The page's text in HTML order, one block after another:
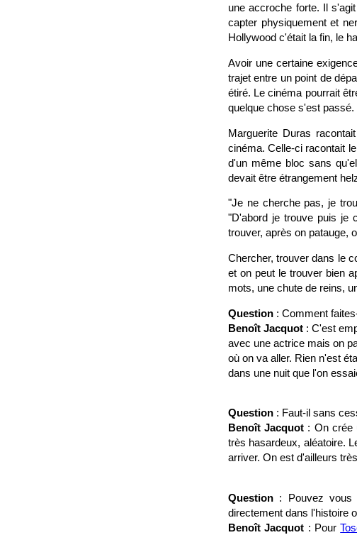
une accroche forte. Il
capter physiquement et
Hollywood c'était la fin, le
Avoir une certaine
trajet entre un point de
étiré. Le cinéma pourrait
quelque chose s'est
Marguerite Duras
cinéma. Celle-ci racontait
d'un même bloc sans
devait être étrangement
"Je ne cherche pas, je
"D'abord je trouve puis je
trouver, après on patauge,
Chercher, trouver dans le
et on peut le trouver bien
mots, une chute de reins,
Question : Comment
Benoît Jacquot : C'est
avec une actrice mais on
où on va aller. Rien n'est
dans une nuit que l'on
Question : Faut-il sans
Benoît Jacquot : On crée
très hasardeux, aléatoire.
arriver. On est d'ailleurs
Question : Pouvez vous
directement dans l'histoire
Benoît Jacquot : Pour